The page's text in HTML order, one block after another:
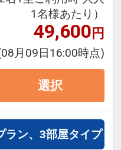
1名様あたり）
49,600円
月09日16:00時点)
選択
ラン、3部屋タイプ